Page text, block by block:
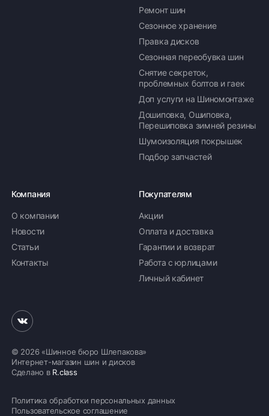
Ремонт шин
Сезонное хранение
Правка дисков
Сезонная переобувка шин
Снятие секреток,
проблемных болтов и гаек
Доп услуги на Шиномонтаже
Дошиповка, Ошиповка,
Перешиповка зимней резины
Шумоизоляция покрышек
Подбор запчастей
Компания
О компании
Новости
Статьи
Контакты
Покупателям
Акции
Оплата и доставка
Гарантии и возврат
Работа с юрлицами
Личный кабинет
© 2026 «Шинное бюро Шлепакова»
Интернет-магазин шин и дисков
Сделано в R.class
Политика обработки персональных данных
Пользовательское соглашение